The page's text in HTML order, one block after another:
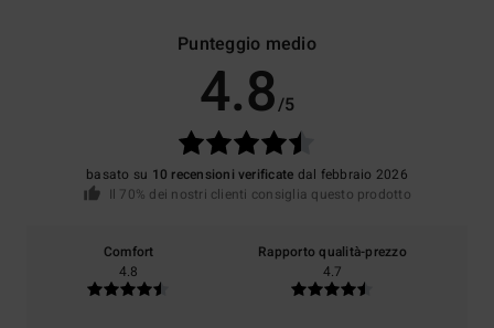
Punteggio medio
4.8/5
basato su 10 recensioni verificate dal febbraio 2026
Il 70% dei nostri clienti consiglia questo prodotto
Comfort
4.8
Rapporto qualità-prezzo
4.7